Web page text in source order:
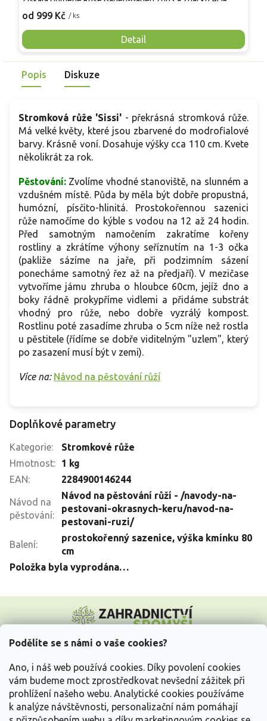
Podělíte se s námi o vaše cookies?
Ano, i náš web používá cookies. Díky povolení cookies
vám budeme moct zprostředkovat nevšední zážitek při
prohlížení našeho webu. Analytické cookies používáme
k analýze návštěvnosti, personalizační nám pomáhají
od 999 Kč / ks
Detail
2007 za zdravý růst s omezenou potřebou chemické
lesklými zelenými listy a běžnými trny. Od června do října
opakuje kvetení, květy 6–8 cm jsou hustě plné, krémově bílé
s růžovým líčkem, při dokvétání až do pistáciových tónů,
jemně ovocně až kořenitě vonné. Nabízena je i ve stromkové
formě na kmínku.
Popis Diskuze
Stromková růže 'Sissi' - překrásná stromková růže.
Má velké květy, které jsou zbarvené do modrofialové
barvy. Krásně voní. Dosahuje výšky cca 110 cm. Kvete
několikrát za rok.
Pěstování: Zvolíme vhodné stanoviště, na slunném a
vzdušném místě. Půda by měla být dobře propustná,
humózní, písčito-hlinitá. Prostokořennou sazenici
růže namočíme do kýble s vodou na 12 až 24 hodin.
Před samotným namočením zakratíme kořeny
rostliny a zkrátíme výhony seříznutím na 1-3 očka
(pakliže sázíme na jaře, při podzimním sázení
ponecháme samotný řez až na předjaří). V mezičase
vytvoříme jámu zhruba o hloubce 60cm, jejíž dno a
boky řádně prokypříme vidlemi a přidáme substrát
vhodný pro růže, nebo dobře vyzrálý kompost.
Rostlinu poté zasadíme zhruba o 5cm níže než rostla
u pěstitele (řídíme se dobře viditelným "uzlem", který
po zasazení musí být v zemi).
Více na: Návod na pěstování růží
Doplňkové parametry
Kategorie:
Stromkové růže
Hmotnost:
1 kg
EAN: 2284900146244
Návod na
pěstování:
Návod na pěstování růží - /navody-na-
pestovani-okrasnych-keru/navod-na-
pestovani-ruzi/
Balení:
prostokořenný sazenice, výška kmínku 80
cm
Položka byla vyprodána…
p
Vše o nákupu
Informace pro Vás